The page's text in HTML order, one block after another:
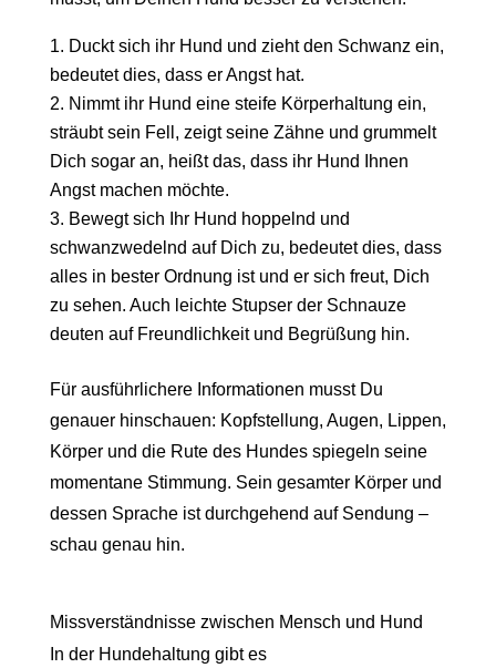
Duckt sich ihr Hund und zieht den Schwanz ein,
bedeutet dies, dass er Angst hat.
Nimmt ihr Hund eine steife Körperhaltung ein,
sträubt sein Fell, zeigt seine Zähne und grummelt
Dich sogar an, heißt das, dass ihr Hund Ihnen
Angst machen möchte.
Bewegt sich Ihr Hund hoppelnd und
schwanzwedelnd auf Dich zu, bedeutet dies, dass
alles in bester Ordnung ist und er sich freut, Dich
zu sehen. Auch leichte Stupser der Schnauze
deuten auf Freundlichkeit und Begrüßung hin.
Für ausführlichere Informationen musst Du
genauer hinschauen: Kopfstellung, Augen, Lippen,
Körper und die Rute des Hundes spiegeln seine
momentane Stimmung. Sein gesamter Körper und
dessen Sprache ist durchgehend auf Sendung –
schau genau hin.
Missverständnisse zwischen Mensch und Hund
In der Hundehaltung gibt es